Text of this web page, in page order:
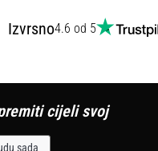
Izvrsno4.6 od 5
cijeli svoj
sada